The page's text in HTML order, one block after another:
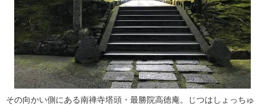
その向かい側にある南禅寺塔頭・最勝院高徳庵。じつはしょっちゅ